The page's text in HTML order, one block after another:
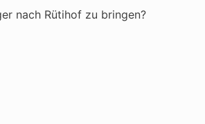
nach Rütihof zu bringen?